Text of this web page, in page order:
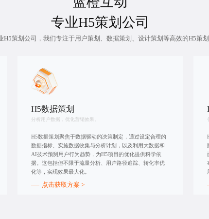
专业H5策划公司
H5策划公司，我们专注于用户策划、数据策划、设计策划等高效的H5策
H5数据策划
分析用户数据，优化营销效果。
H5数据策划聚焦于数据驱动的决策制定，通过设定合理的
数据指标、实施数据收集与分析计划，以及利用大数据和
AI技术预测用户行为趋势，为H5项目的优化提供科学依
据。这包括但不限于流量分析、用户路径追踪、转化率优
化等，实现效果最大化。
点击获取方案 >